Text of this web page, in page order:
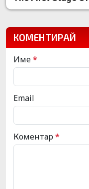
КОМЕНТИРАЙ
Име*
Email
Коментар*